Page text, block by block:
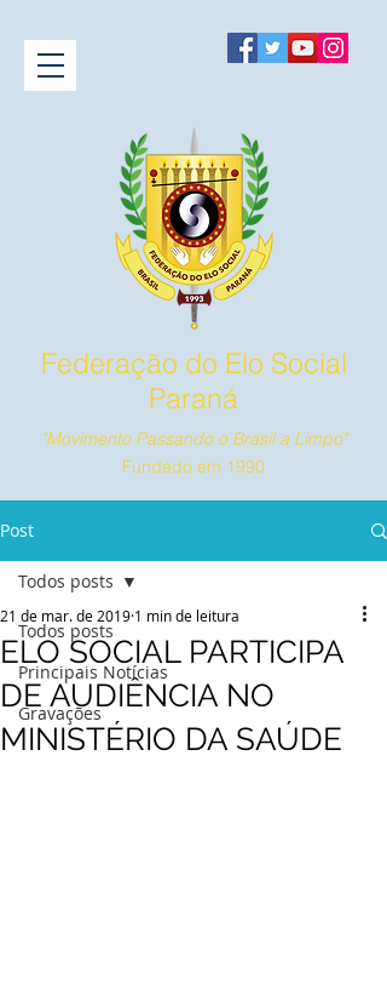
Federação do Elo Social
Paraná
"Movimento Passando o Brasil a Limpo"
Fundado em 1990
Post
Todos posts
Principais Notícias
Gravações
Todos posts
ELO SOCIAL PARTICIPA
DE AUDIÊNCIA NO
MINISTÉRIO DA SAÚDE
21 de mar. de 2019 1 min de leitura